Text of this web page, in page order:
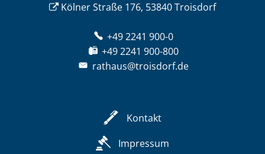
Kölner Straße 176, 53840 Troisdorf
+49 2241 900-0
+49 2241 900-800
rathaus@troisdorf.de
Kontakt
Impressum